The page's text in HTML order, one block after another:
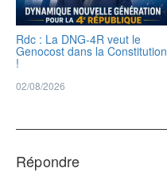
Rdc : La DNG-4R veut le
Genocost dans la Constitution
!
02/08/2026
Répondre